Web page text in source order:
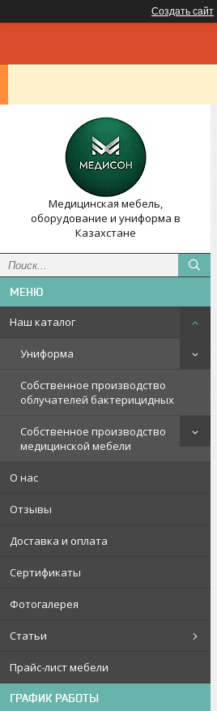
Создать сайт
Медицинская мебель,
оборудование и униформа в
Казахстане
Наш каталог
Униформа
Собственное производство
облучателей бактерицидных
Собственное производство
медицинской мебели
О нас
Отзывы
Доставка и оплата
Сертификаты
Фотогалерея
Статьи
Прайс-лист мебели
ГРАФИК РАБОТЫ